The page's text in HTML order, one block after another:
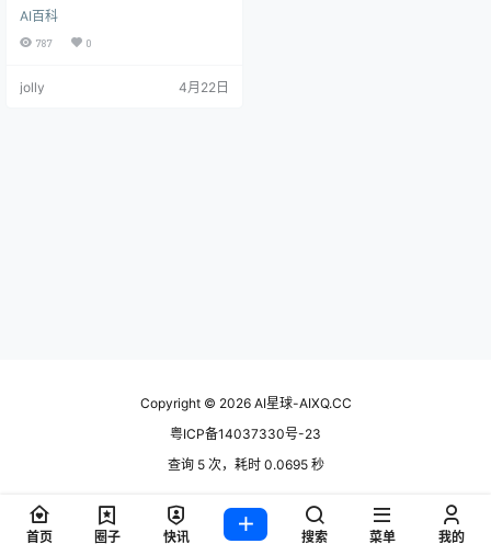
大模型。结果呢？模型太大，内存
直接爆了。 后来他听说了一个叫"量
然真的跑起来了，虽然慢了点，但
AI百科
787 0
jolly 4月22日
Copyright © 2026AI星球-AIXQ.CC
粤ICP备14037330号-23
查询 5 次，耗时 0.0695 秒
首页 圈子 快讯 搜索 菜单 我的